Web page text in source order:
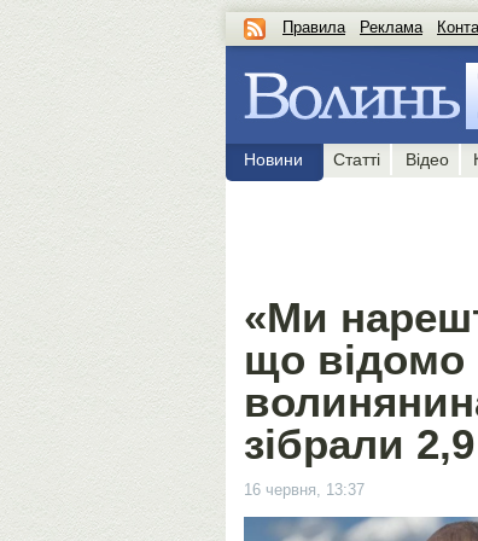
Правила Реклама
Новини Статті Відео
«Ми
що відомо
зібрали
16 червня, 13:37